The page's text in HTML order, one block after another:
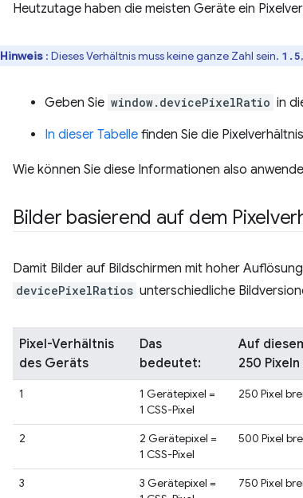
Heutzutage haben die meisten Geräte ein
Hinweis : Dieses Verhältnis muss keine ganze Zahl sein. 1.5,
Geben Sie window.devicePixelRatio in
In dieser Tabelle finden Sie die
Wie können Sie diese Informationen also
Bilder basierend auf dem
Damit Bilder auf Bildschirmen mit hoher
devicePixelRatios unterschiedliche
Pixel-Verhältnis
des Geräts
Das
bedeutet:
Auf
250
1
1 Gerätepixel =
1 CSS-Pixel
250 Pixel
2
2 Gerätepixel =
1 CSS-Pixel
500 Pixel
3
3 Gerätepixel =
750 Pixel